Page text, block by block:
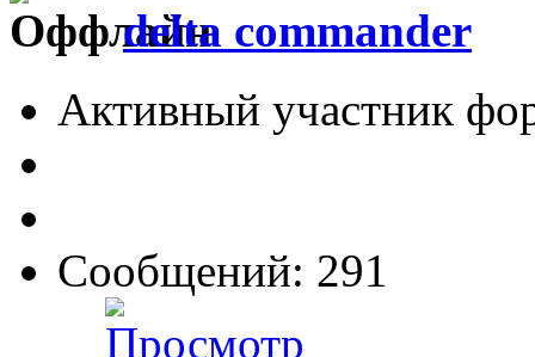
delta commander
Активный участник
Сообщений: 291